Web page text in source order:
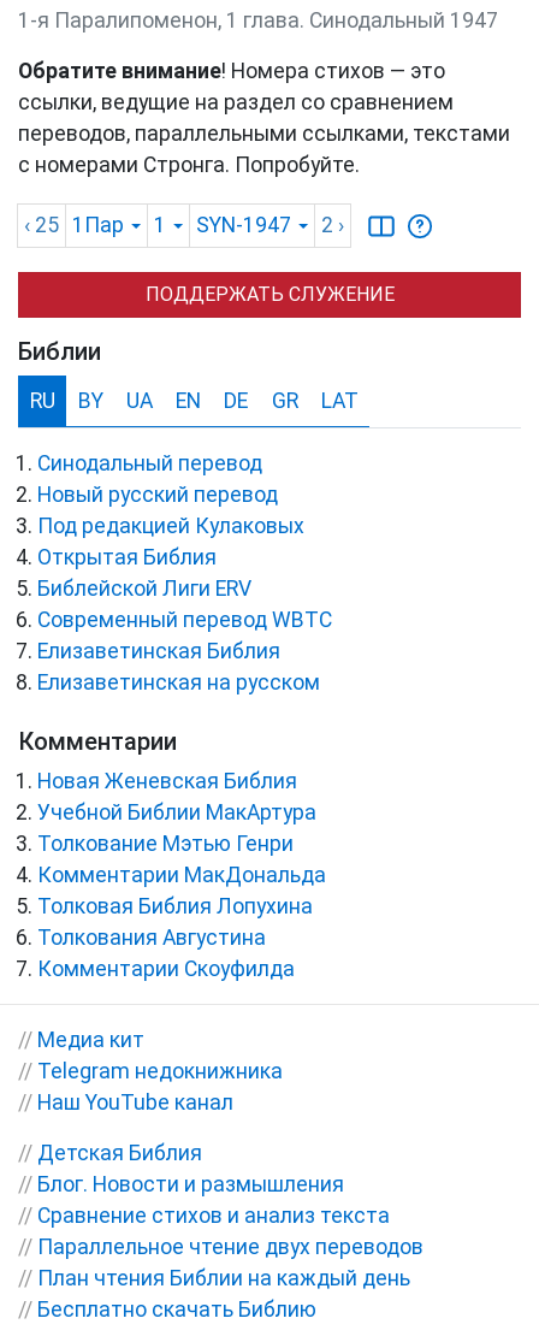
1-я Паралипоменон, 1 глава. Синодальный 1947
Обратите внимание! Номера стихов — это
ссылки, ведущие на раздел со сравнением
переводов, параллельными ссылками, текстами
с номерами Стронга. Попробуйте.
‹ 25 1Пар 1 SYN-1947 2 ›
ПОДДЕРЖАТЬ СЛУЖЕНИЕ
Библии
RU BY UA EN DE GR LAT
Синодальный перевод
Новый русский перевод
Под редакцией Кулаковых
Открытая Библия
Библейской Лиги ERV
Cовременный перевод WBTC
Елизаветинская Библия
Елизаветинская на русском
Комментарии
Новая Женевская Библия
Учебной Библии МакАртура
Толкование Мэтью Генри
Комментарии МакДональда
Толковая Библия Лопухина
Толкования Августина
Комментарии Скоуфилда
// Медиа кит
// Telegram недокнижника
// Наш YouTube канал
// Детская Библия
// Блог. Новости и размышления
// Сравнение стихов и анализ текста
// Параллельное чтение двух переводов
// План чтения Библии на каждый день
// Бесплатно скачать Библию